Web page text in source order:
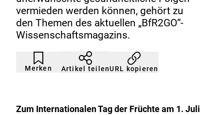
vermieden werden können, gehört zu
den Themen des aktuellen „BfR2GO“-
Wissenschaftsmagazins.
Merken
Artikel
nicht
gemerkt
Durch
Klicken
der
Artikel teilenURL kopieren
Zum Internationalen Tag der Früchte am 1. Juli